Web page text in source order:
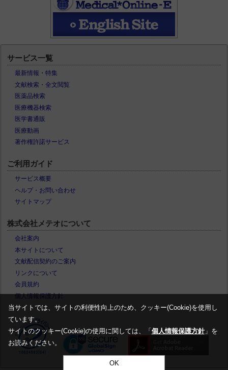
サービス一覧
最新情報・特集
文献検索・全文閲覧
医薬品検索
医療機器検索
医学書通販
医療動画
著作権許諾サービス
ご利用ガイド
サービス概要
ヘルプ・お問い合わせ
サイトマップ
株式会社メテオについて
会社案内
本サイトについて
文献配信契約のご案内
リンクについて
会員規約
個人情報保護方針
当サイトでは、サイトの利便性向上のため、クッキー(Cookie)を使用し
ています。
サイトのクッキー(Cookie)の使用に関しては、「 個人情報保護方針」を
お読みください。
OK